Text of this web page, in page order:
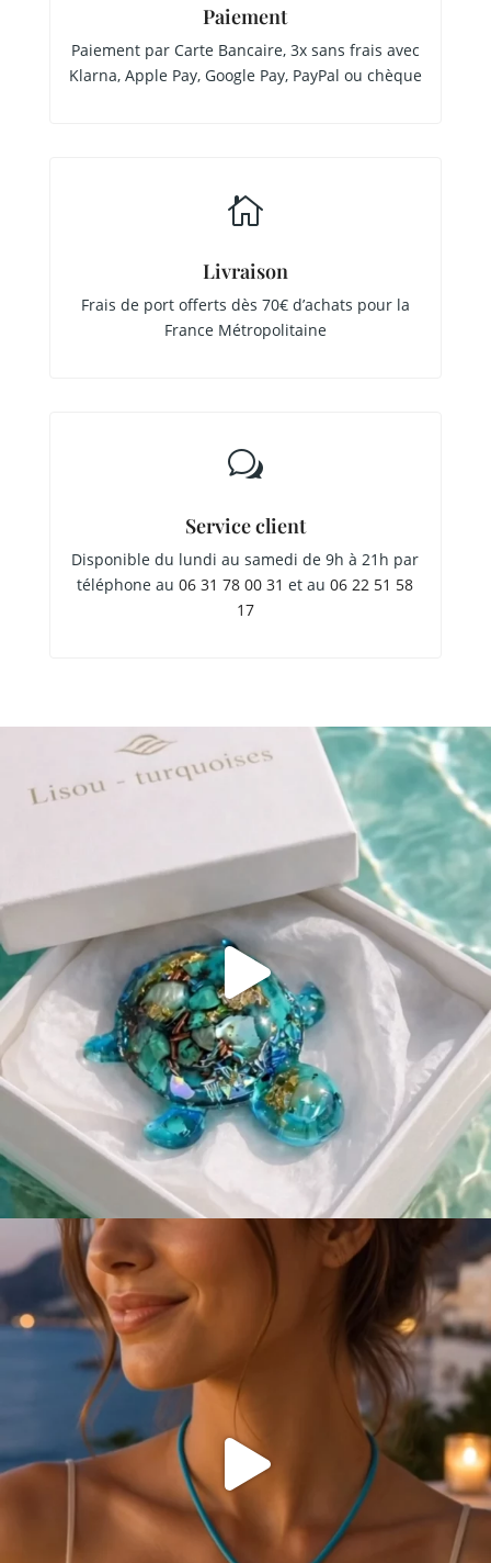
Paiement
Paiement par Carte Bancaire, 3x sans frais avec
Klarna, Apple Pay, Google Pay, PayPal ou chèque

Livraison
Frais de port offerts dès 70€ d’achats pour la
France Métropolitaine
w
Service client
Disponible du lundi au samedi de 9h à 21h par
téléphone au06 31 78 00 31 et au06 22 51 58
17